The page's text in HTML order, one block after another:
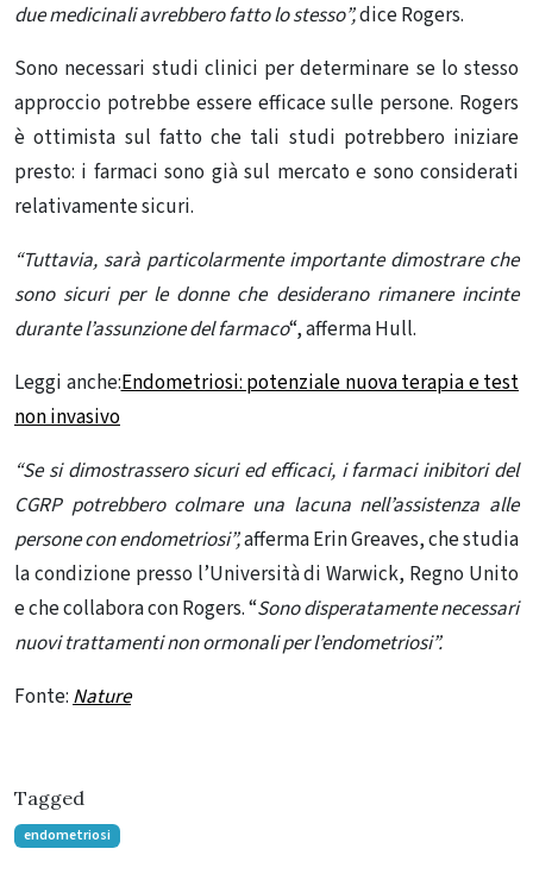
due medicinali avrebbero fatto lo stesso”,dice Rogers.
Sono necessari studi clinici per determinare se lo stesso
approccio potrebbe essere efficace sulle persone. Rogers
è ottimista sul fatto che tali studi potrebbero iniziare
presto: i farmaci sono già sul mercato e sono considerati
relativamente sicuri.
“Tuttavia, sarà particolarmente importante dimostrare che
sono sicuri per le donne che desiderano rimanere incinte
durante l’assunzione del farmaco“, afferma Hull.
Leggi anche:Endometriosi: potenziale nuova terapia e test
non invasivo
“Se si dimostrassero sicuri ed efficaci, i farmaci inibitori del
CGRP potrebbero colmare una lacuna nell’assistenza alle
persone con endometriosi”,afferma Erin Greaves, che studia
la condizione presso l’Università di Warwick, Regno Unito
e che collabora con Rogers. “Sono disperatamente necessari
nuovi trattamenti non ormonali per l’endometriosi”.
Fonte:Nature
Tagged
endometriosi